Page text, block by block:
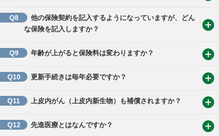
Q8
他の保険契約を記入するようになっていますが、どん
な保険を記入しますか？
Q9 年齢が上がると保険料は変わりますか？
Q10 更新手続きは毎年必要ですか？
Q11 上皮内がん（上皮内新生物）も補償されますか？
Q12 先進医療とはなんですか？